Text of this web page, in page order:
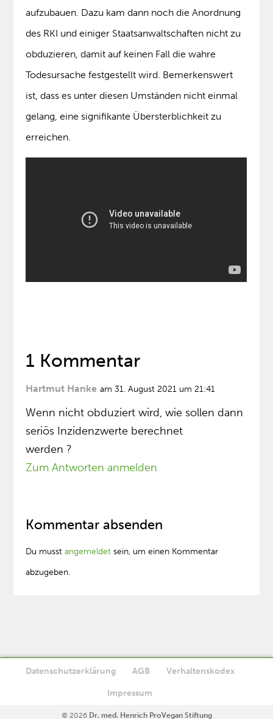
aufzubauen. Dazu kam dann noch die Anordnung
des RKI und einiger Staatsanwaltschaften nicht zu
obduzieren, damit auf keinen Fall die wahre
Todesursache festgestellt wird. Bemerkenswert
ist, dass es unter diesen Umständen nicht einmal
gelang, eine signifikante Übersterblichkeit zu
erreichen.
1 Kommentar
Hartmut Hanke am 31. August 2021 um 21:41
Wenn nicht obduziert wird, wie sollen dann
seriös Inzidenzwerte berechnet
werden ?
Zum Antworten anmelden
Kommentar absenden
Du musstangemeldet sein, um einen Kommentar
abzugeben.
Datenschutzerklärung AGB Verhaltenskodex
Impressum
© 2026 Dr. med. Henrich ProVegan Stiftung